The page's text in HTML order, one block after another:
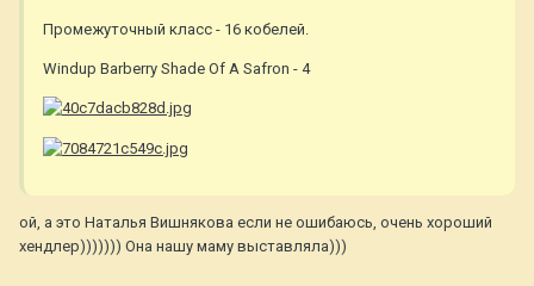
Промежуточный класс - 16 кобелей.
Windup Barberry Shade Of A Safron - 4
ой, а это Наталья Вишнякова если не ошибаюсь, очень хороший
хендлер))))))) Она нашу маму выставляла)))